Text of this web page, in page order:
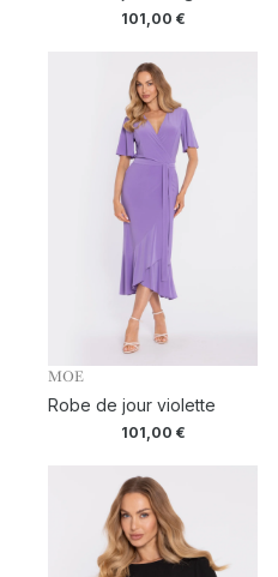
101,00 €
MOE
Robe de jour violette
101,00 €